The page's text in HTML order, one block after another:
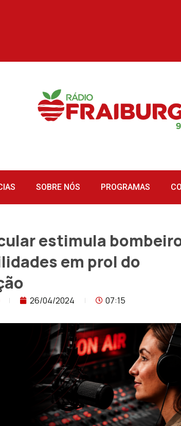
SOBRE NÓS PROGRAMAS
estimula
em prol do
26/04/2024 07:15